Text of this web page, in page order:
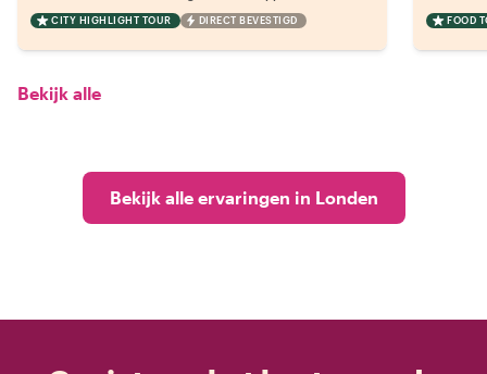
CITY HIGHLIGHT TOUR DIRECT BEVESTIGD FOOD
Bekijk alle
Bekijk alle ervaringen in Londen